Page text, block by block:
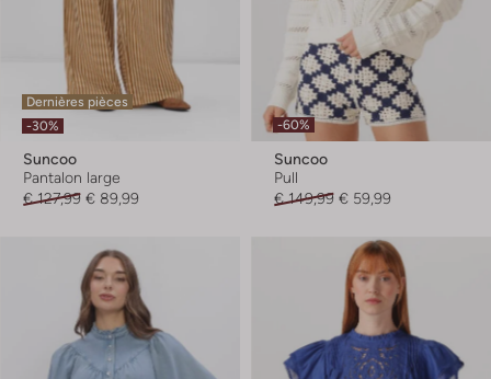
Dernières pièces
-30%
Suncoo
Pantalon large
€ 127,99 € 89,99
-60%
Suncoo
Pull
€ 149,99 € 59,99